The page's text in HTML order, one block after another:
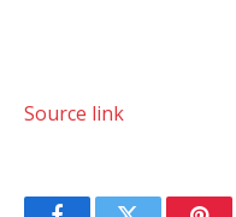
Source link